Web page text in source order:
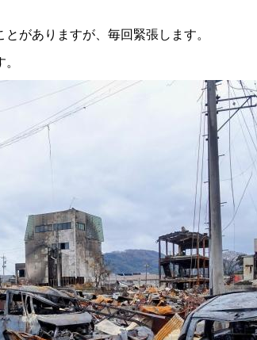
がありますが、毎回緊張します。